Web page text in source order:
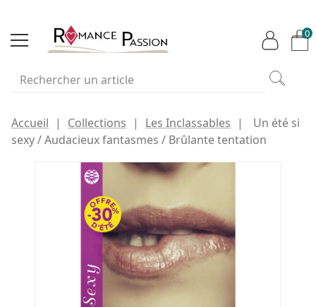
0
Accueil Collections Les Inclassables
Un été si
sexy / Audacieux fantasmes / Brûlante tentation